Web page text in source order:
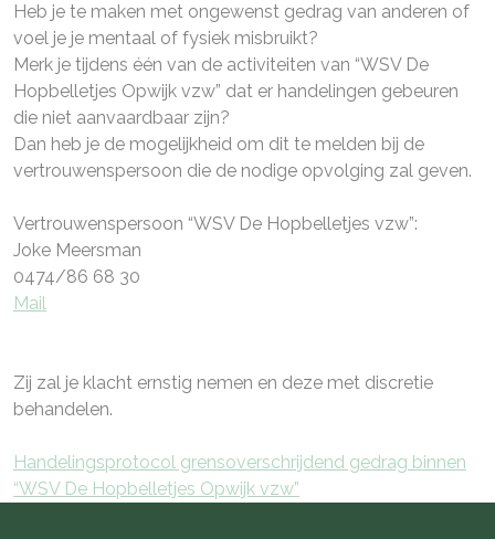
Heb je te maken met ongewenst gedrag van anderen of
voel je je mentaal of fysiek misbruikt?
Merk je tijdens één van de activiteiten van “WSV De
Hopbelletjes Opwijk vzw” dat er handelingen gebeuren
die niet aanvaardbaar zijn?
Dan heb je de mogelijkheid om dit te melden bij de
vertrouwenspersoon die de nodige opvolging zal geven.
Vertrouwenspersoon “WSV De Hopbelletjes vzw”:
Joke Meersman
0474/86 68 30
Mail
Zij zal je klacht ernstig nemen en deze met discretie
behandelen.
Handelingsprotocol grensoverschrijdend gedrag binnen
“WSV De Hopbelletjes Opwijk vzw”